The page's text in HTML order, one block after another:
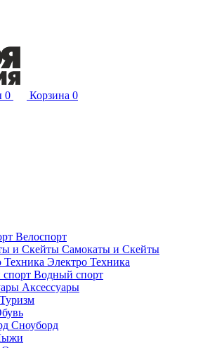
0 Корзина 0
Велоспорт
Самокаты и Скейты
Электро Техника
Водный спорт
Аксессуары
Туризм
Сноуборд